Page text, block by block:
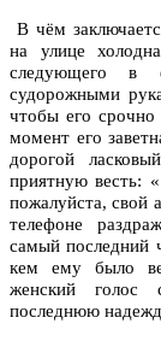
В чём
на улице
следующего в
судорожными
чтобы его
момент его
дорогой
приятную весть:
пожалуйста, свой
телефоне
самый последний
кем ему было
женский голос
последнюю